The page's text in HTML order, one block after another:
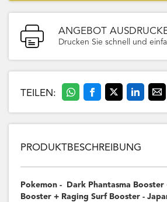
ANGEBOT
Drucken Sie schnell und
TEILEN:
PRODUKTBESCHREIBUNG
Pokemon - Dark Phantasma
Booster + Raging Surf Booster -